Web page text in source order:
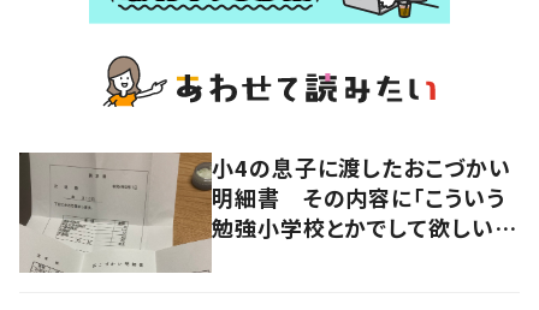
小4の息子に渡したおこづかい
明細書 その内容に「こういう
勉強小学校とかでして欲しい」